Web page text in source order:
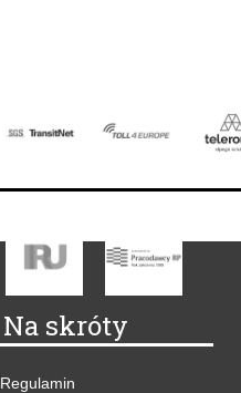
Na skróty
Regulamin